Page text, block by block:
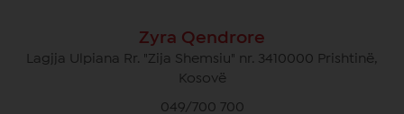
Zyra Qendrore
Lagjja Ulpiana Rr. "Zija Shemsiu" nr. 3410000 Prishtinë,
Kosovë
049/700 700